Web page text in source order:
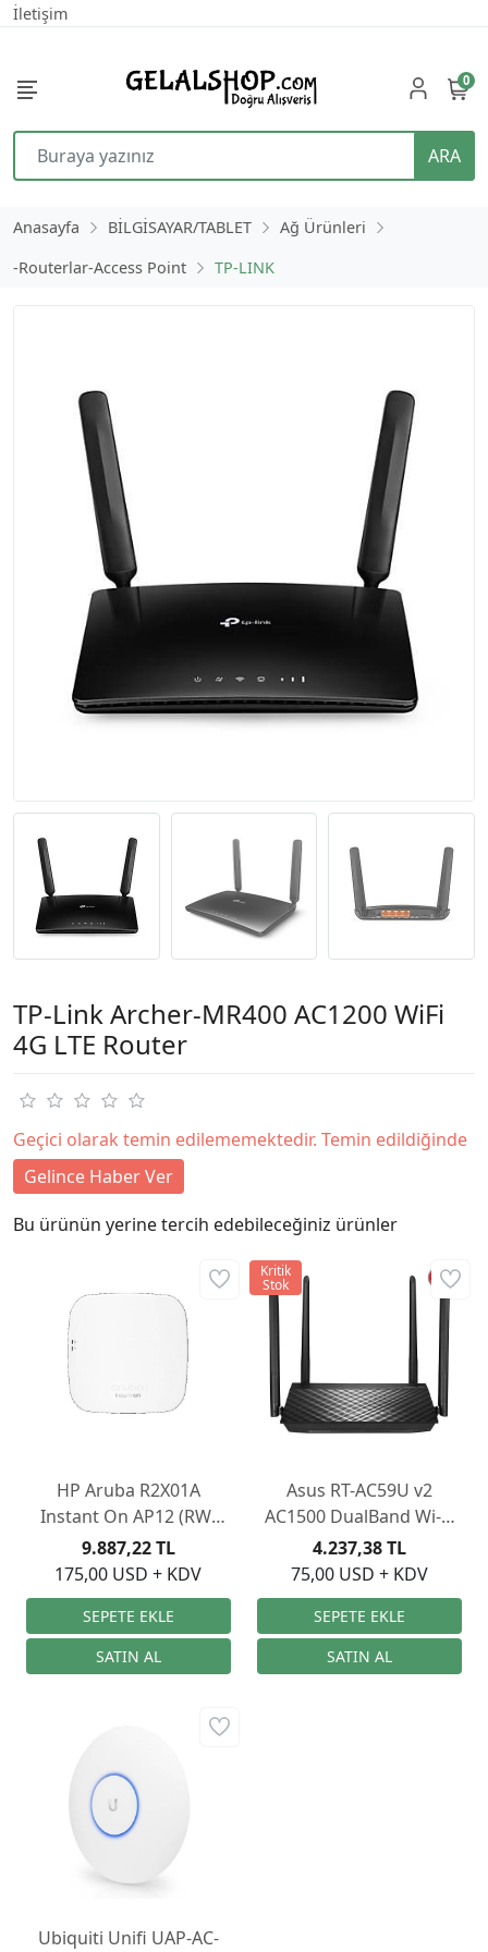
İletişim
ARA
0
Anasayfa BİLGİSAYAR/TABLET
Ağ Ürünleri
-Routerlar-Access Point
TP-LINK
TP-Link Archer-MR400 AC1200 WiFi
4G LTE Router
Geçici olarak temin edilememektedir. Temin edildiğinde
Gelince Haber Ver
Bu ürünün yerine tercih edebileceğiniz ürünler
HP Aruba R2X01A
Instant On AP12 (RW)
Access Point
175,00 USD + KDV
9.887,22 TL
Asus RT-AC59U v2
AC1500 DualBand Wi-Fi
Router
75,00 USD + KDV
4.237,38 TL
Kritik
Stok
Ubiquiti Unifi UAP-AC-